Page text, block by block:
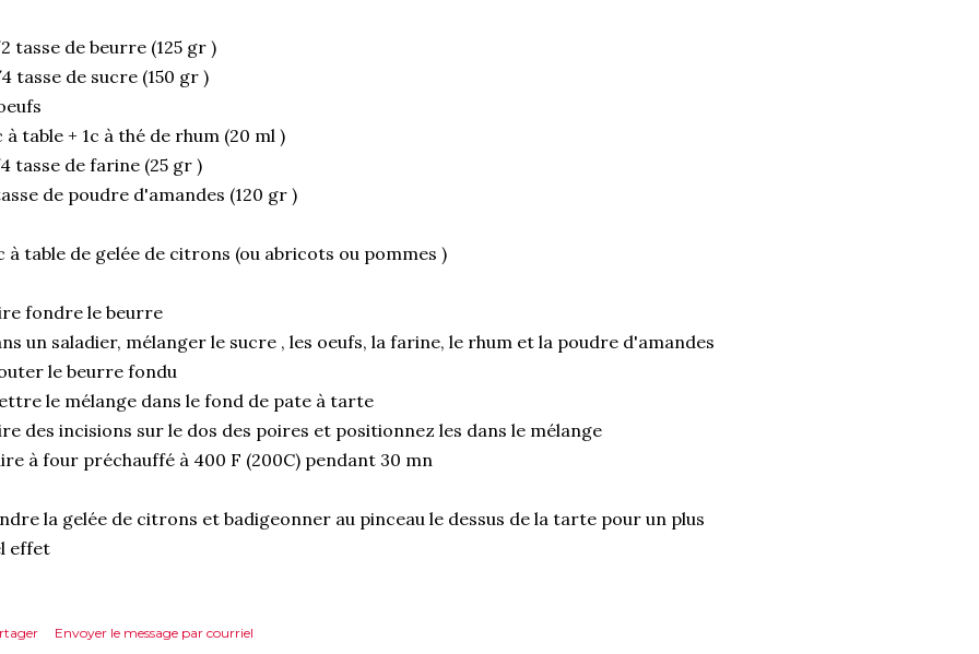
tasse de beurre (125 gr )
tasse de sucre (150 gr )
à table + 1c à thé de rhum (20 ml )
tasse de farine (25 gr )
de poudre d'amandes (120 gr )
à table de gelée de citrons (ou abricots ou pommes )
fondre le beurre
un saladier, mélanger le sucre , les oeufs, la farine, le rhum et la poudre d'amandes
le beurre fondu
le mélange dans le fond de pate à tarte
des incisions sur le dos des poires et positionnez les dans le mélange
à four préchauffé à 400 F (200C) pendant 30 mn
la gelée de citrons et badigeonner au pinceau le dessus de la tarte pour un plus
effet
Envoyer le message par courriel